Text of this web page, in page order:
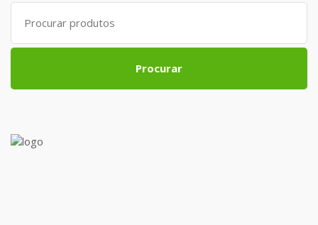
Search
for:
Procurar